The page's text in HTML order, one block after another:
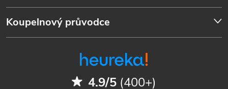
Koupelnový průvodce
4.9/5 (400+)